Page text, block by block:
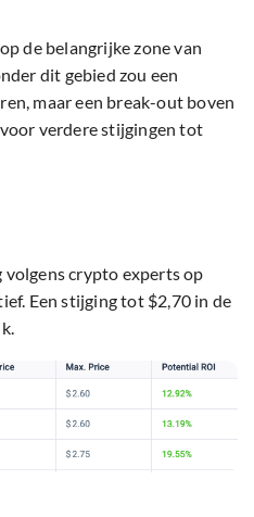
de belangrijke zone van
dit gebied zou een
maar een break-out boven
verdere stijgingen tot
crypto experts op
Een stijging tot $2,70 in de